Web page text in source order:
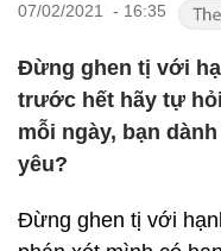
07/02/2021 - 16:35
Đừng ghen tị với
trước hết hãy tự
mỗi ngày, bạn
yêu?
Đừng ghen tị với